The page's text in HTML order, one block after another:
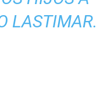
LASTIMAR.